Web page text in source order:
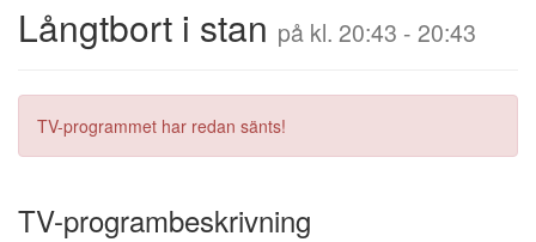
Långtbort i stan på kl. 20:43 - 20:43
TV-programmet har redan sänts!
TV-programbeskrivning